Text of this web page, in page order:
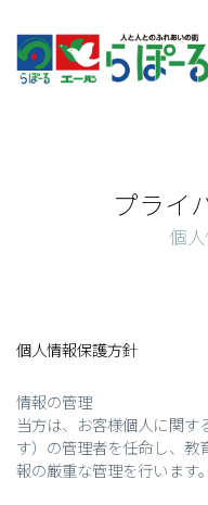
プライ
個
個人情報保護方針
情報の管理
当方は、お客様個人に関す
す）の管理者を任命し、教
報の厳重な管理を行います。